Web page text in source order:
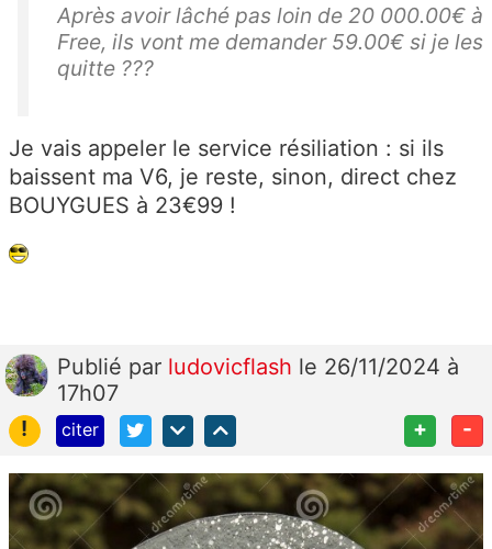
Après avoir lâché pas loin de 20 000.00€ à
Free, ils vont me demander 59.00€ si je les
quitte ???
Je vais appeler le service résiliation : si ils
baissent ma V6, je reste, sinon, direct chez
BOUYGUES à 23€99 !
Publié par ludovicflash le 26/11/2024 à
17h07
!
citer + -